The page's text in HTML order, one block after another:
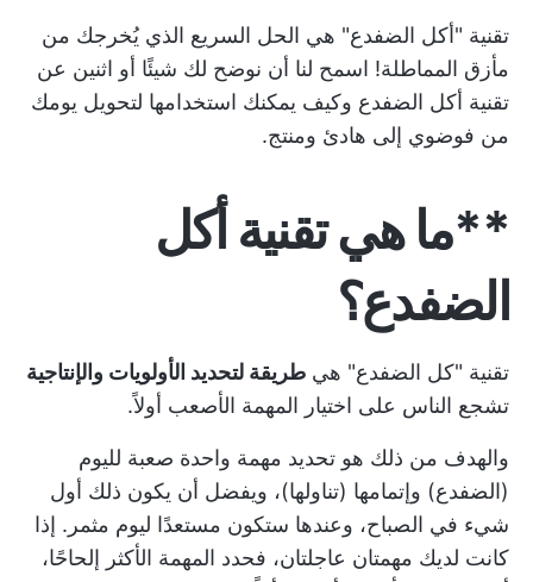
تقنية "أكل الضفدع" هي الحل السريع الذي يُخرجك من
مأزق المماطلة! اسمح لنا أن نوضح لك شيئًا أو اثنين عن
تقنية أكل الضفدع وكيف يمكنك استخدامها لتحويل يومك
من فوضوي إلى هادئ ومنتج.
**ما هي تقنية أكل
الضفدع؟
تقنية "كل الضفدع" هي طريقة لتحديد الأولويات والإنتاجية
تشجع الناس على اختيار المهمة الأصعب أولاً.
والهدف من ذلك هو تحديد مهمة واحدة صعبة لليوم
(الضفدع) وإتمامها (تناولها)، ويفضل أن يكون ذلك أول
شيء في الصباح، وعندها ستكون مستعدًا ليوم مثمر. إذا
كانت لديك مهمتان عاجلتان، فحدد المهمة الأكثر إلحاحًا،